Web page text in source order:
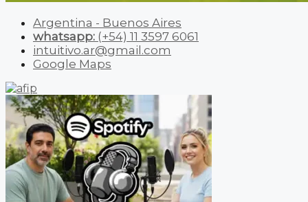
Argentina - Buenos Aires
whatsapp: (+54) 11 3597 6061
intuitivo.ar@gmail.com
Google Maps